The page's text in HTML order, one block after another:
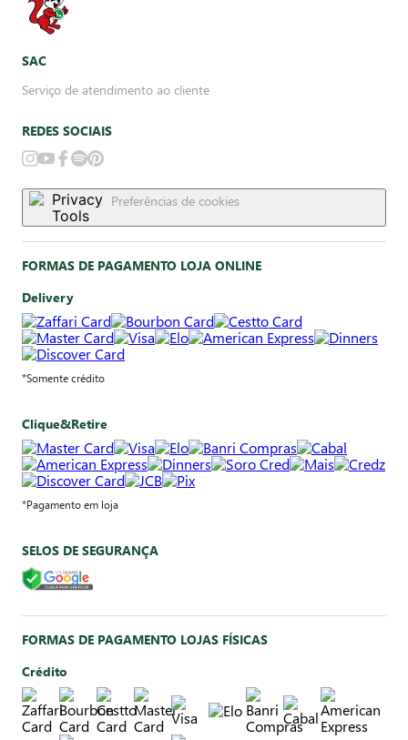
SAC
Serviço de atendimento ao cliente
REDES SOCIAIS
Preferências de cookies
FORMAS DE PAGAMENTO LOJA ONLINE
Delivery
*Somente crédito
Clique&Retire
*Pagamento em loja
SELOS DE SEGURANÇA
FORMAS DE PAGAMENTO LOJAS FÍSICAS
Crédito